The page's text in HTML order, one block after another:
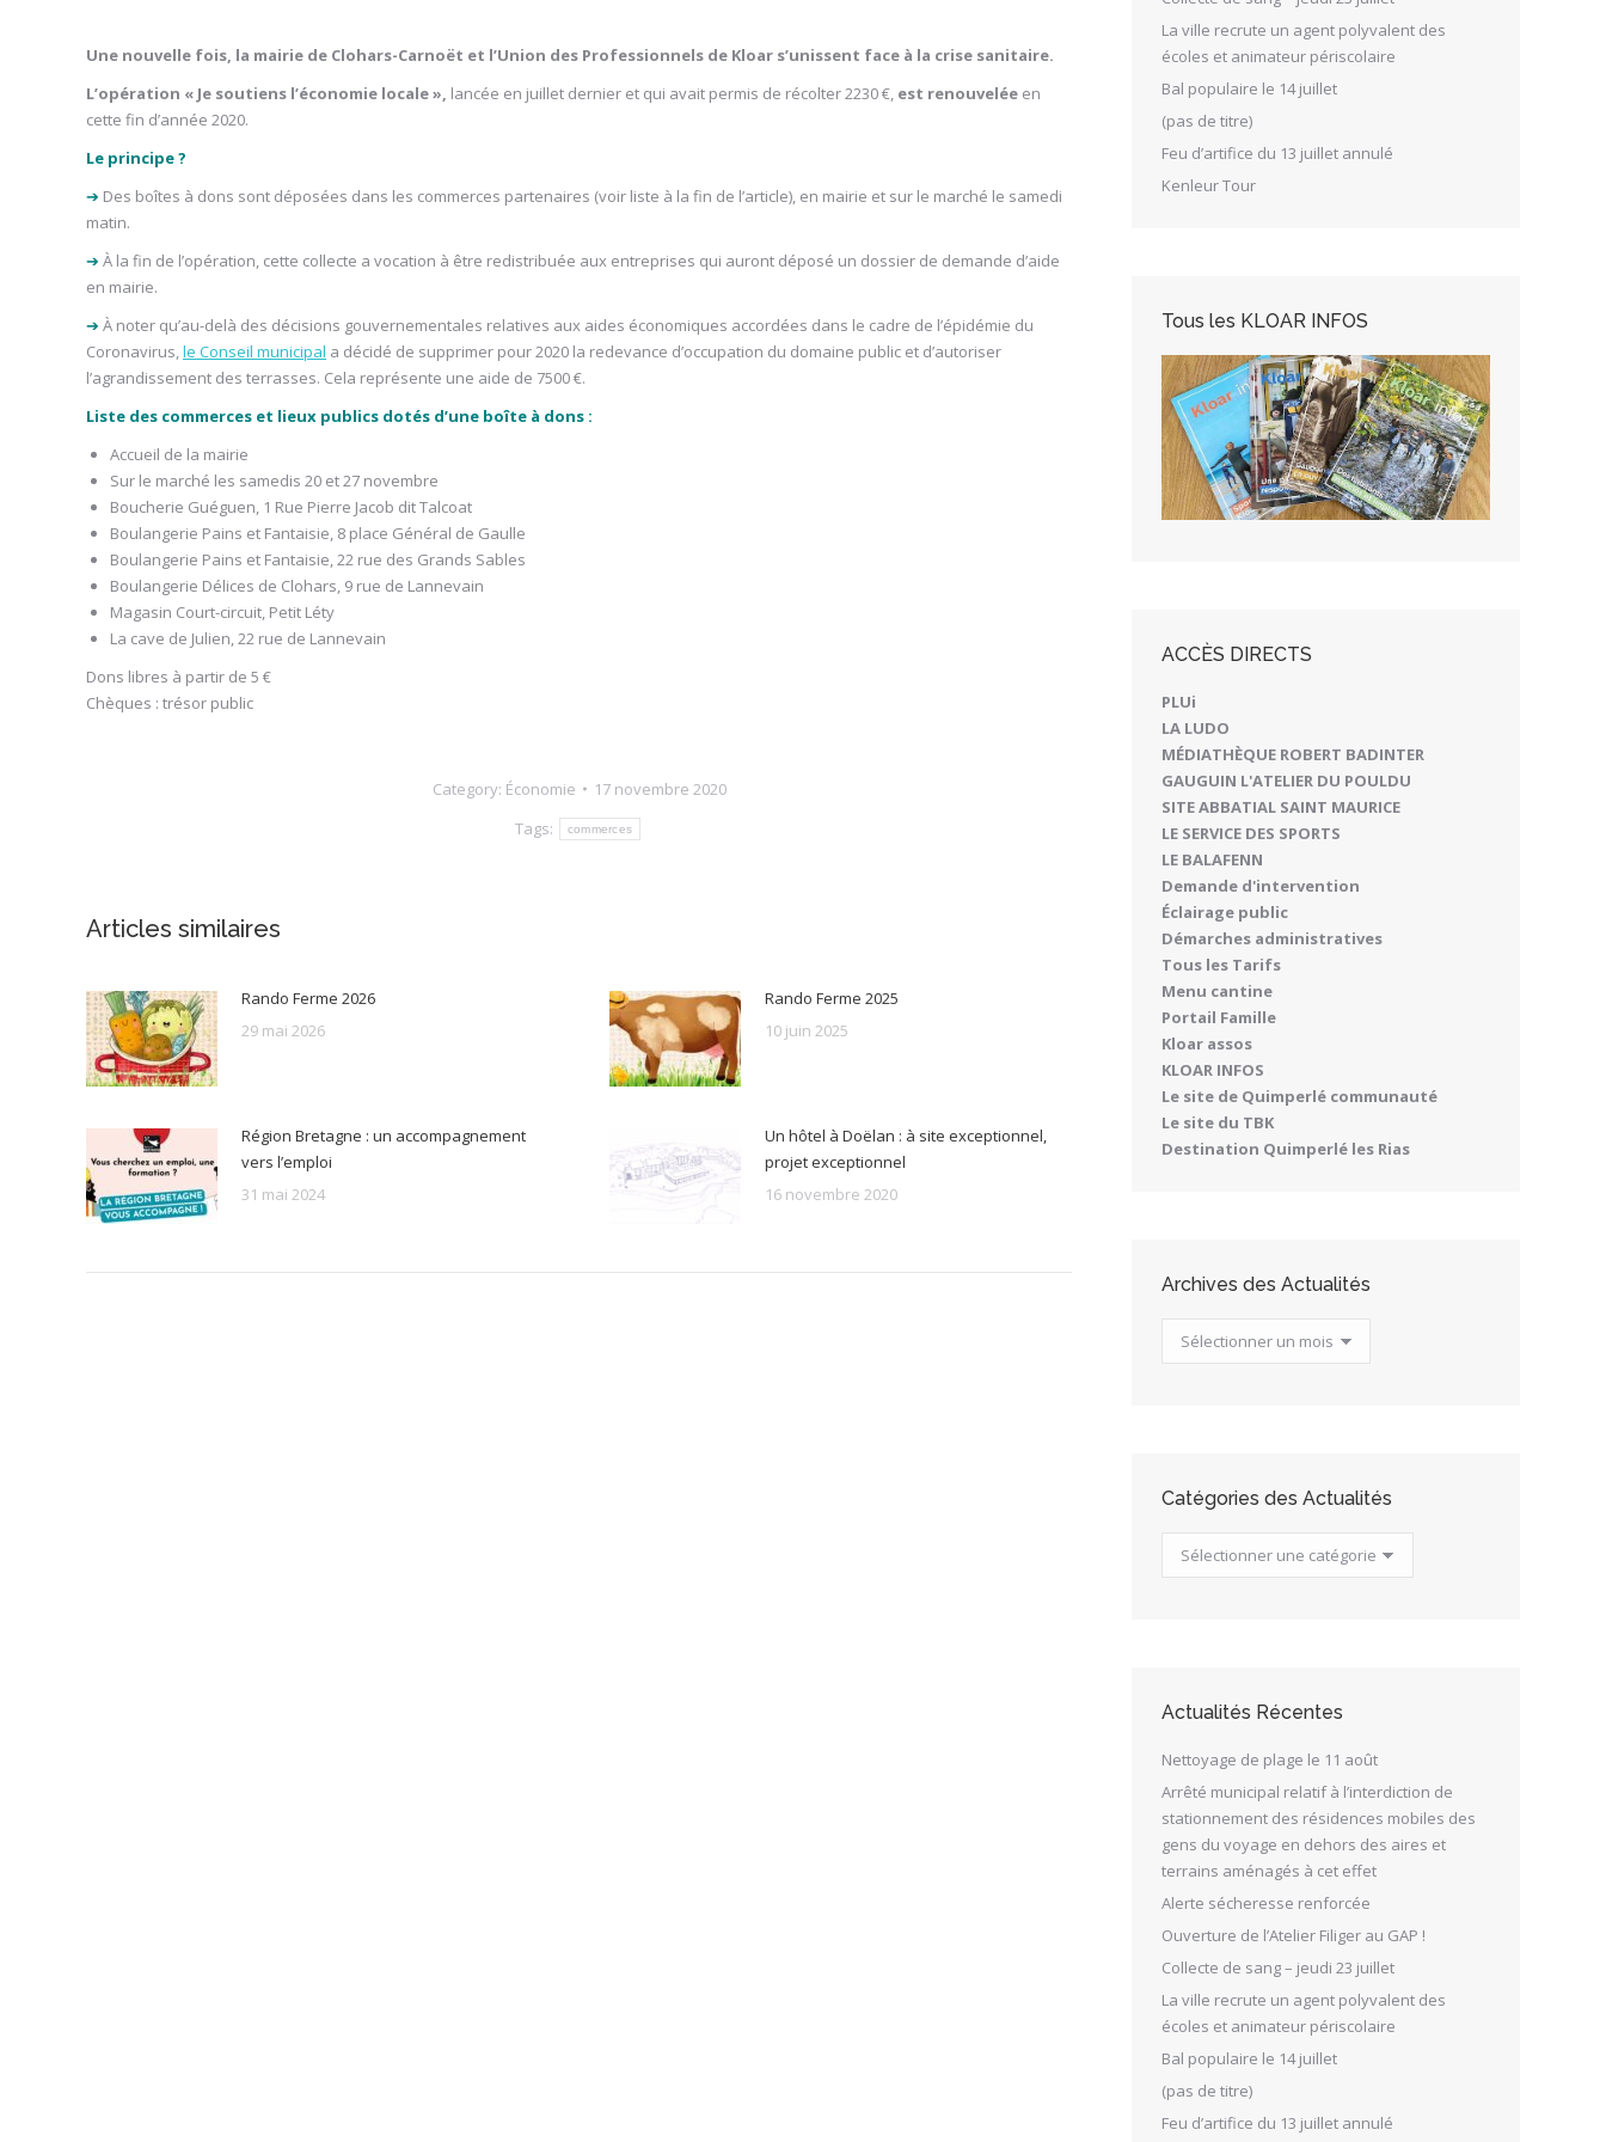
Une nouvelle fois, la mairie de Clohars-Carnoët et l’Union des Professionnels de Kloar s’unissent face à la crise sanitaire.
L’opération « Je soutiens l’économie locale », lancée en juillet dernier et qui avait permis de récolter 2230 €, est renouvelée en
cette fin d’année 2020.
Le principe ?
➔ Des boîtes à dons sont déposées dans les commerces partenaires (voir liste à la fin de l’article), en mairie et sur le marché le samedi
matin.
➔ À la fin de l’opération, cette collecte a vocation à être redistribuée aux entreprises qui auront déposé un dossier de demande d’aide
en mairie.
➔ À noter qu’au-delà des décisions gouvernementales relatives aux aides économiques accordées dans le cadre de l’épidémie du
Coronavirus,le Conseil municipal a décidé de supprimer pour 2020 la redevance d’occupation du domaine public et d’autoriser
l’agrandissement des terrasses. Cela représente une aide de 7500 €.
Liste des commerces et lieux publics dotés d’une boîte à dons :
Accueil de la mairie
Sur le marché les samedis 20 et 27 novembre
Boucherie Guéguen, 1 Rue Pierre Jacob dit Talcoat
Boulangerie Pains et Fantaisie, 8 place Général de Gaulle
Boulangerie Pains et Fantaisie, 22 rue des Grands Sables
Boulangerie Délices de Clohars, 9 rue de Lannevain
Magasin Court-circuit, Petit Léty
La cave de Julien, 22 rue de Lannevain
Dons libres à partir de 5 €
Chèques : trésor public
Category: Économie
17 novembre 2020
Tags:
commerces
Articles similaires
Rando Ferme 2026
29 mai 2026
Rando Ferme 2025
10 juin 2025
Région Bretagne : un accompagnement
vers l’emploi
31 mai 2024
Un hôtel à Doëlan : à site exceptionnel,
projet exceptionnel
16 novembre 2020
La ville recrute un agent polyvalent des
écoles et animateur périscolaire
Bal populaire le 14 juillet
(pas de titre)
Feu d’artifice du 13 juillet annulé
Kenleur Tour
Tous les KLOAR INFOS
ACCÈS DIRECTS
PLUi
LA LUDO
MÉDIATHÈQUE ROBERT BADINTER
GAUGUIN L'ATELIER DU POULDU
SITE ABBATIAL SAINT MAURICE
LE SERVICE DES SPORTS
LE BALAFENN
Demande d'intervention
Éclairage public
Démarches administratives
Tous les Tarifs
Menu cantine
Portail Famille
Kloar assos
KLOAR INFOS
Le site de Quimperlé communauté
Le site du TBK
Destination Quimperlé les Rias
Archives des Actualités
Archives
des
Catégories des Actualités
Catégories
des
Actualités Récentes
Nettoyage de plage le 11 août
Arrêté municipal relatif à l’interdiction de
stationnement des résidences mobiles des
gens du voyage en dehors des aires et
terrains aménagés à cet effet
Alerte sécheresse renforcée
Ouverture de l’Atelier Filiger au GAP !
Collecte de sang – jeudi 23 juillet
La ville recrute un agent polyvalent des
écoles et animateur périscolaire
Bal populaire le 14 juillet
(pas de titre)
Feu d’artifice du 13 juillet annulé